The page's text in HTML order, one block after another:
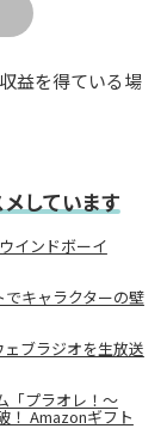
益を得ている場
しています
インドボーイ
でキャラクターの壁
ェブラジオを生放送
「プラオレ！～
！ Amazonギフト